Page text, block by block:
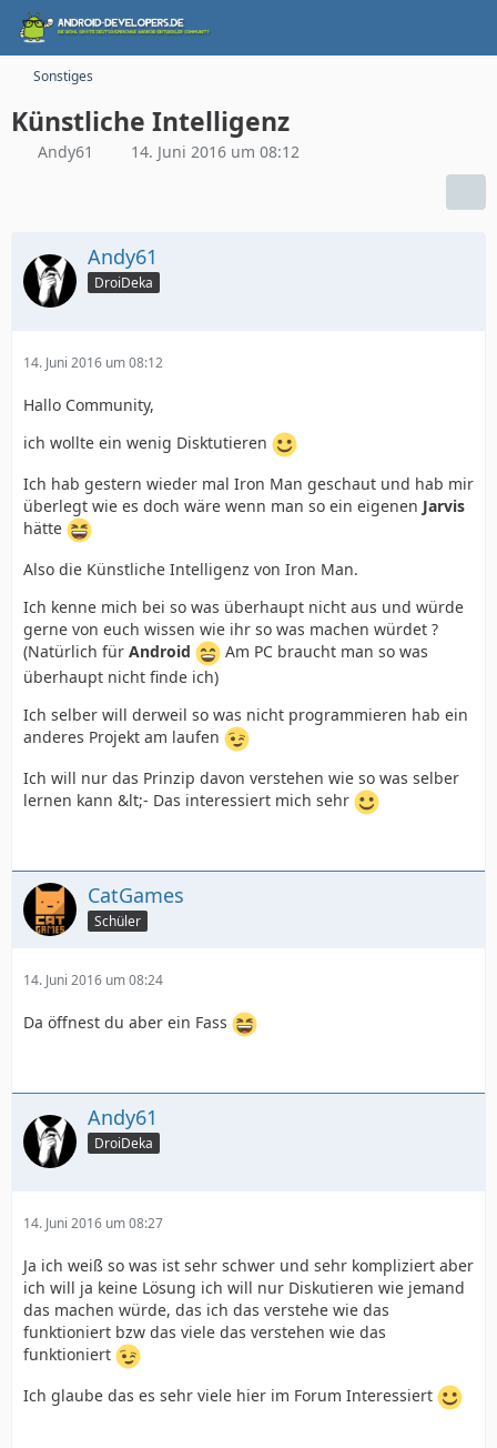
Sonstiges
Künstliche Intelligenz
Andy61 14. Juni 2016 um 08:12
Andy61
DroiDeka
14. Juni 2016 um 08:12
Hallo Community,
ich wollte ein wenig Disktutieren
Ich hab gestern wieder mal Iron Man geschaut und hab mir
überlegt wie es doch wäre wenn man so ein eigenen Jarvis
hätte
Also die Künstliche Intelligenz von Iron Man.
Ich kenne mich bei so was überhaupt nicht aus und würde
gerne von euch wissen wie ihr so was machen würdet ?
(Natürlich für Android
Am PC braucht man so was
überhaupt nicht finde ich)
Ich selber will derweil so was nicht programmieren hab ein
anderes Projekt am laufen
Ich will nur das Prinzip davon verstehen wie so was selber
lernen kann &lt;- Das interessiert mich sehr
CatGames
Schüler
14. Juni 2016 um 08:24
Da öffnest du aber ein Fass
Andy61
DroiDeka
14. Juni 2016 um 08:27
Ja ich weiß so was ist sehr schwer und sehr kompliziert aber
ich will ja keine Lösung ich will nur Diskutieren wie jemand
das machen würde, das ich das verstehe wie das
funktioniert bzw das viele das verstehen wie das
funktioniert
Ich glaube das es sehr viele hier im Forum Interessiert